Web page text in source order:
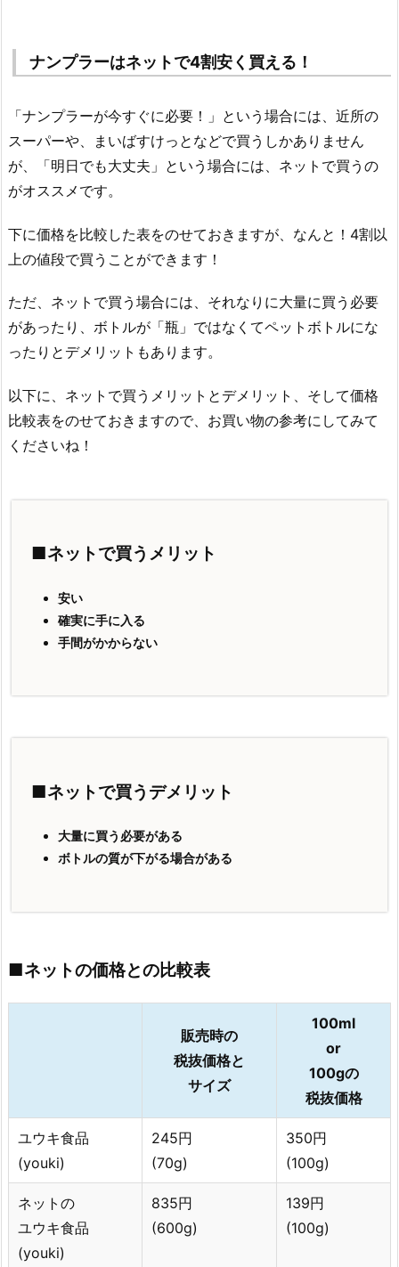
ナンプラーはネットで4割安く買える！
「ナンプラーが今すぐに必要！」という場合には、近所の
スーパーや、まいばすけっとなどで買うしかありません
が、「明日でも大丈夫」という場合には、ネットで買うの
がオススメです。
下に価格を比較した表をのせておきますが、なんと！4割以
上の値段で買うことができます！
ただ、ネットで買う場合には、それなりに大量に買う必要
があったり、ボトルが「瓶」ではなくてペットボトルにな
ったりとデメリットもあります。
以下に、ネットで買うメリットとデメリット、そして価格
比較表をのせておきますので、お買い物の参考にしてみて
くださいね！
■ネットで買うメリット
安い
確実に手に入る
手間がかからない
■ネットで買うデメリット
大量に買う必要がある
ボトルの質が下がる場合がある
■ネットの価格との比較表
販売時の
税抜価格と
サイズ
100ml
or
100gの
税抜価格
ユウキ食品
(youki)
245円
(70g)
350円
(100g)
ネットの
ユウキ食品
(youki)
835円
(600g)
139円
(100g)